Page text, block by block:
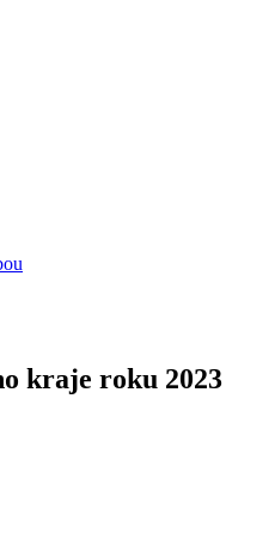
kraje roku 2023